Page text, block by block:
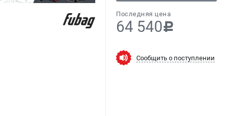
Последняя цена
64 540c
Сообщить о поступлении